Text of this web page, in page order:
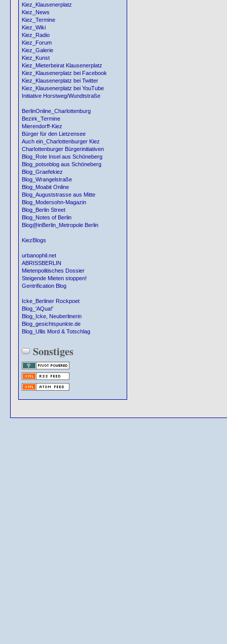
Kiez_Klausenerplatz
Kiez_News
Kiez_Termine
Kiez_Wiki
Kiez_Radio
Kiez_Forum
Kiez_Galerie
Kiez_Kunst
Kiez_Mieterbeirat Klausenerplatz
Kiez_Klausenerplatz bei Facebook
Kiez_Klausenerplatz bei Twitter
Kiez_Klausenerplatz bei YouTube
Initiative Horstweg/Wundtstraße
BerlinOnline_Charlottenburg
Bezirk_Termine
Mierendorff-Kiez
Bürger für den Lietzensee
Auch ein_Charlottenburger Kiez
Charlottenburger Bürgerinitiativen
Blog_Rote Insel aus Schöneberg
Blog_potseblog aus Schöneberg
Blog_Graefekiez
Blog_Wrangelstraße
Blog_Moabit Online
Blog_Auguststrasse aus Mitte
Blog_Modersohn-Magazin
Blog_Berlin Street
Blog_Notes of Berlin
Blog@inBerlin_Metropole Berlin
KiezBlogs
urbanophil.net
ABRISSBERLIN
Mietenpolitisches Dossier
Steigende Mieten stoppen!
Gentrification Blog
Icke_Berliner Rockpoet
Blog_'AQua!'
Blog_Icke, Neuberlinerin
Blog_gesichtspunkte.de
Blog_Ullis Mord & Totschlag
Sonstiges